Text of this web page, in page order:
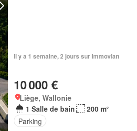
Il y a 1 semaine, 2 jours sur Immovlan
10 000 €
Liège, Wallonie
1 Salle de bain
200 m²
Parking